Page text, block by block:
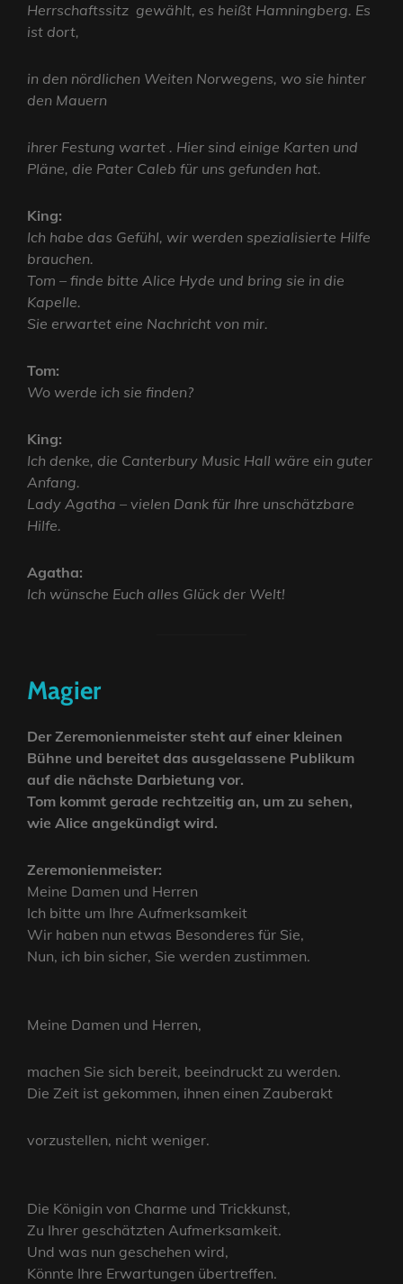
Herrschaftssitz gewählt, es heißt Hamningberg. Es
ist dort,
in den nördlichen Weiten Norwegens, wo sie hinter
den Mauern
ihrer Festung wartet . Hier sind einige Karten und
Pläne, die Pater Caleb für uns gefunden hat.
King:
Ich habe das Gefühl, wir werden spezialisierte Hilfe
brauchen.
Tom – finde bitte Alice Hyde und bring sie in die
Kapelle.
Sie erwartet eine Nachricht von mir.
Tom:
Wo werde ich sie finden?
King:
Ich denke, die Canterbury Music Hall wäre ein guter
Anfang.
Lady Agatha – vielen Dank für Ihre unschätzbare
Hilfe.
Agatha:
Ich wünsche Euch alles Glück der Welt!
Magier
Der Zeremonienmeister steht auf einer kleinen
Bühne und bereitet das ausgelassene Publikum
auf die nächste Darbietung vor.
Tom kommt gerade rechtzeitig an, um zu sehen,
wie Alice angekündigt wird.
Zeremonienmeister:
Meine Damen und Herren
Ich bitte um Ihre Aufmerksamkeit
Wir haben nun etwas Besonderes für Sie,
Nun, ich bin sicher, Sie werden zustimmen.
Meine Damen und Herren,
machen Sie sich bereit, beeindruckt zu werden.
Die Zeit ist gekommen, ihnen einen Zauberakt
vorzustellen, nicht weniger.
Die Königin von Charme und Trickkunst,
Zu Ihrer geschätzten Aufmerksamkeit.
Und was nun geschehen wird,
Könnte Ihre Erwartungen übertreffen.